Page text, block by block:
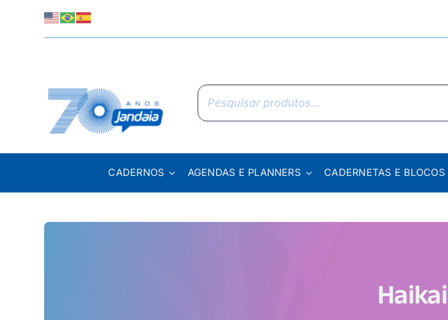
Pesquisar
produtos
CADERNOS AGENDAS E PLANNERS CADERNETAS E BLOCOS
Haikai